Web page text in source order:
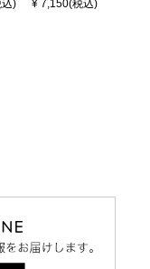
) ¥ 7,150(税込)